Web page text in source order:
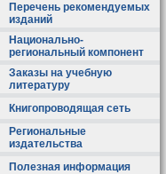
Перечень рекомендуемых
изданий
Национально-
региональный компонент
Заказы на учебную
литературу
Книгопроводящая сеть
Региональные
издательства
Полезная информация